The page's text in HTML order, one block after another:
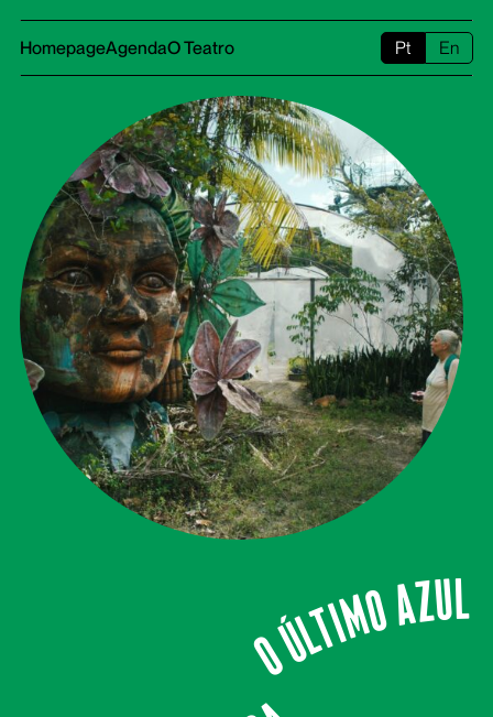
HomepageAgendaO Teatro Pt En
O Último Azul